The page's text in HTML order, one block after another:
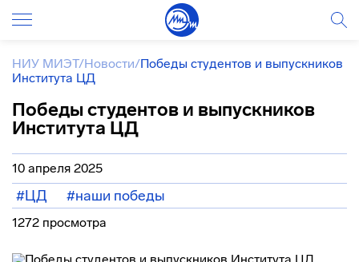
НИУ МИЭТ/Новости/Победы студентов и выпускников
Института ЦД
Победы студентов и выпускников
Института ЦД
10 апреля 2025
#ЦД #наши победы
1272 просмотра